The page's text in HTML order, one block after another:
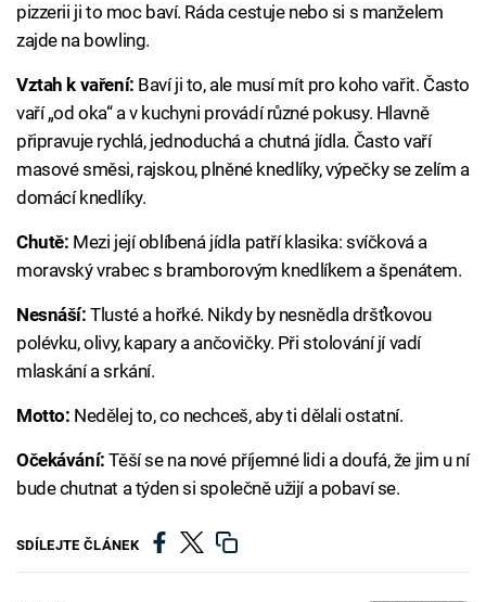
pizzerii ji to moc baví. Ráda cestuje nebo si s manželem
zajde na bowling.
Vztah k vaření: Baví ji to, ale musí mít pro koho vařit. Často
vaří „od oka“ a v kuchyni provádí různé pokusy. Hlavně
připravuje rychlá, jednoduchá a chutná jídla. Často vaří
masové směsi, rajskou, plněné knedlíky, výpečky se zelím a
domácí knedlíky.
Chutě: Mezi její oblíbená jídla patří klasika: svíčková a
moravský vrabec s bramborovým knedlíkem a špenátem.
Nesnáší:Tlusté a hořké. Nikdy by nesnědla dršťkovou
polévku, olivy, kapary a ančovičky. Při stolování jí vadí
mlaskání a srkání.
Motto: Nedělej to, co nechceš, aby ti dělali ostatní.
Očekávání:Těší se na nové příjemné lidi a doufá, že jim u ní
bude chutnat a týden si společně užijí a pobaví se.
SDÍLEJTE ČLÁNEK